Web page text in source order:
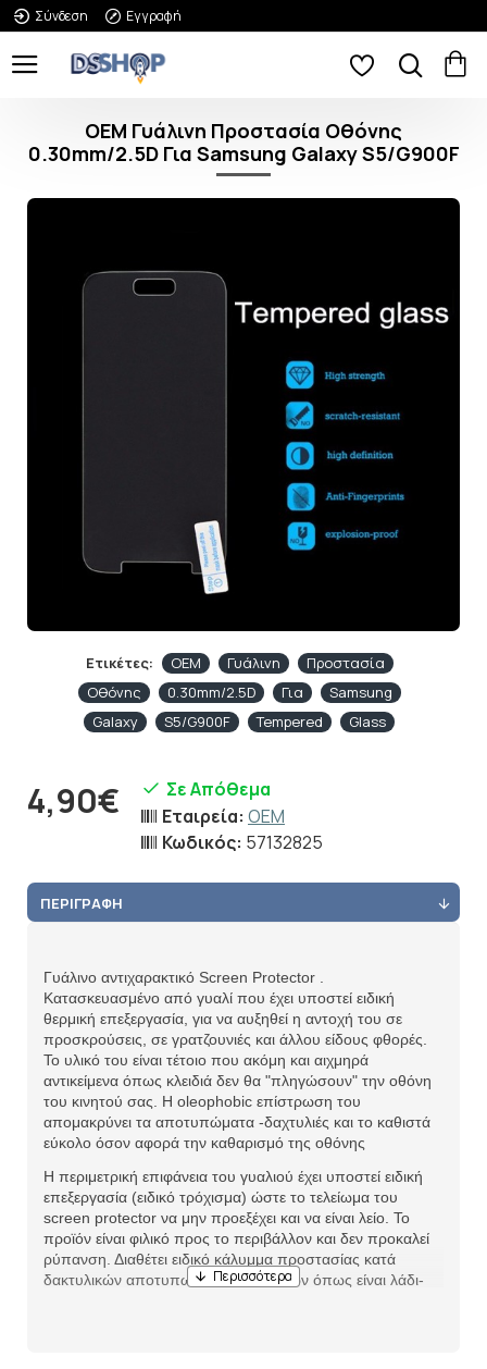
Σύνδεση Εγγραφή
OEM Γυάλινη Προστασία Οθόνης
0.30mm/2.5D Για Samsung Galaxy S5/G900F
Ετικέτες: OEM Γυάλινη
Προστασία
Οθόνης
0.30mm/2.5D Για
Samsung
Galaxy
S5/G900F Tempered Glass
4,90€
Σε Απόθεμα
Εταιρεία: OEM
Κωδικός: 57132825
ΠΕΡΙΓΡΑΦΉ
Γυάλινο αντιχαρακτικό Screen Protector .
Κατασκευασμένο από γυαλί που έχει υποστεί ειδική
θερμική επεξεργασία, για να αυξηθεί η αντοχή του σε
προσκρούσεις, σε γρατζουνιές και άλλου είδους φθορές.
Το υλικό του είναι τέτοιο που ακόμη και αιχμηρά
αντικείμενα όπως κλειδιά δεν θα "πληγώσουν" την οθόνη
του κινητού σας. Η oleophobic επίστρωση του
απομακρύνει τα αποτυπώματα -δαχτυλιές και το καθιστά
εύκολο όσον αφορά την καθαρισμό της οθόνης
Η περιμετρική επιφάνεια του γυαλιού έχει υποστεί ειδική
επεξεργασία (ειδικό τρόχισμα) ώστε το τελείωμα του
screen protector να μην προεξέχει και να είναι λείο. Το
προϊόν είναι φιλικό προς το περιβάλλον και δεν προκαλεί
ρύπανση. Διαθέτει ειδικό κάλυμμα προστασίας κατά
δακτυλικών αποτυπωμάτων και υγρών όπως είναι λάδι-